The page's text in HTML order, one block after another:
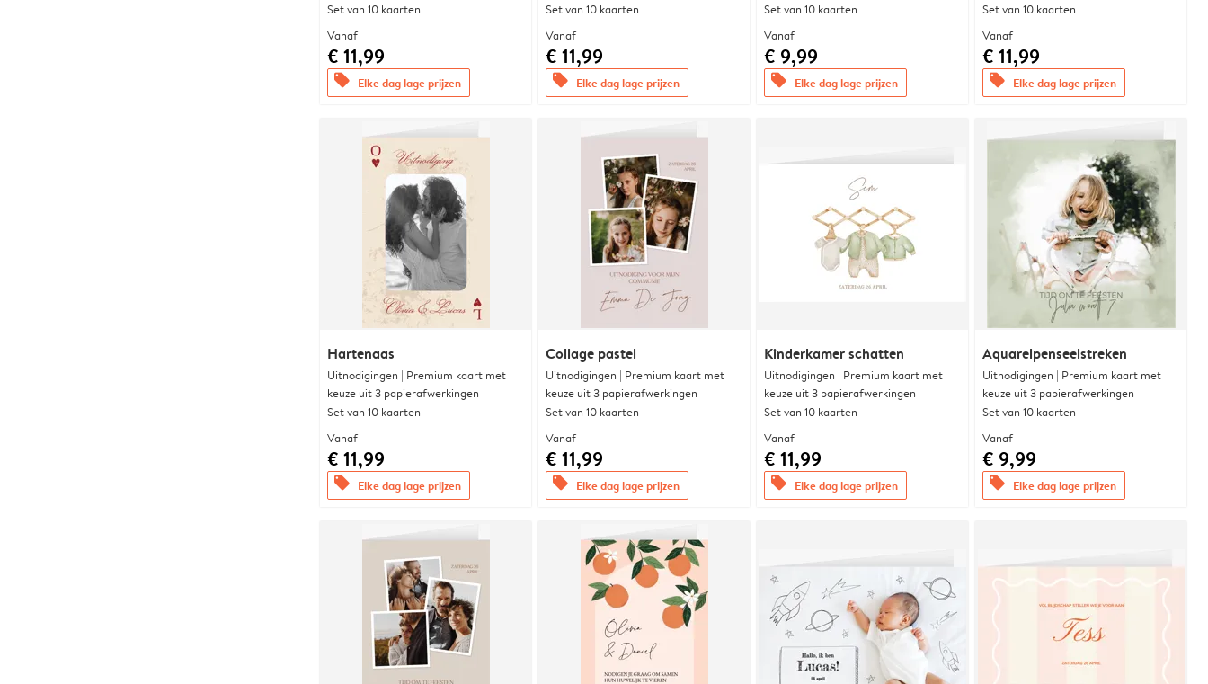
Set van 10 kaarten
Vanaf
€ 11,99
offers Elke dag lage prijzen
Set van 10 kaarten
Vanaf
€ 11,99
offers Elke dag lage prijzen
Set van 10 kaarten
Vanaf
€ 9,99
offers Elke dag lage prijzen
Set van 10 kaarten
Vanaf
€ 11,99
offers Elke dag lage prijzen
Hartenaas
Uitnodigingen | Premium kaart met
keuze uit 3 papierafwerkingen
Set van 10 kaarten
Vanaf
€ 11,99
offers Elke dag lage prijzen
Collage pastel
Uitnodigingen | Premium kaart met
keuze uit 3 papierafwerkingen
Set van 10 kaarten
Vanaf
€ 11,99
offers Elke dag lage prijzen
Kinderkamer schatten
Uitnodigingen | Premium kaart met
keuze uit 3 papierafwerkingen
Set van 10 kaarten
Vanaf
€ 11,99
offers Elke dag lage prijzen
Aquarelpenseelstreken
Uitnodigingen | Premium kaart met
keuze uit 3 papierafwerkingen
Set van 10 kaarten
Vanaf
€ 9,99
offers Elke dag lage prijzen